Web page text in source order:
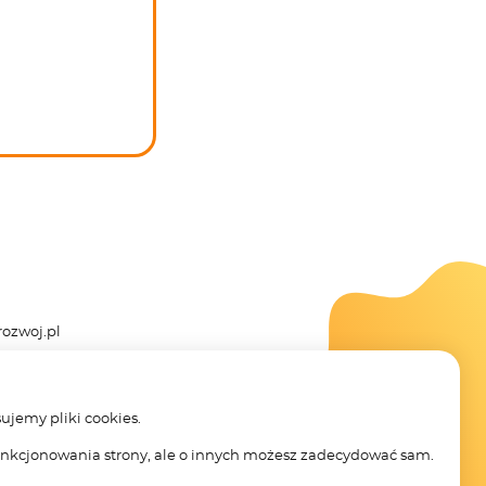
pliki cookies.
strony, ale o innych możesz zadecydować sam.